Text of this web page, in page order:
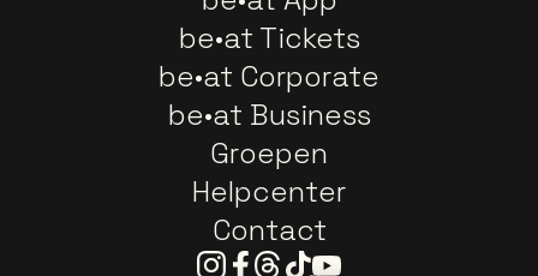
be•at Tickets
be•at Corporate
be•at Business
Groepen
Helpcenter
Contact
Instagram
Facebook
Threads
TiktokYoutube